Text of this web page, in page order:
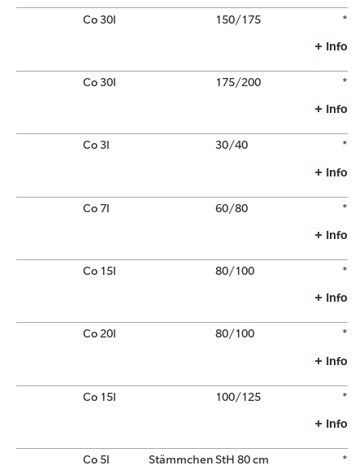
Co 30l 150/175 *
Info
Co 30l 175/200 *
Info
Co 3l 30/40 *
Info
Co 7l 60/80 *
Info
Co 15l 80/100 *
Info
Co 20l 80/100 *
Info
Co 15l 100/125 *
Info
Co 5l StämmchenStH 80 cm *